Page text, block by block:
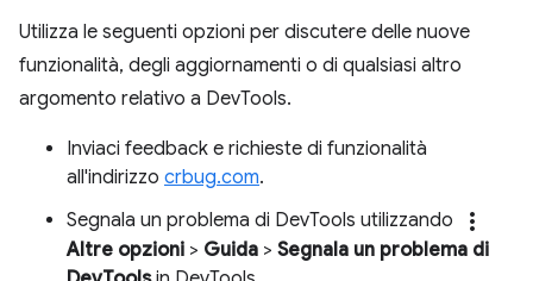
Utilizza le seguenti opzioni per discutere delle nuove
funzionalità, degli aggiornamenti o di qualsiasi altro
argomento relativo a DevTools.
Inviaci feedback e richieste di funzionalità
all'indirizzo crbug.com.
Segnala un problema di DevTools utilizzando
more_vert
Altre opzioni > Guida > Segnala un problema di